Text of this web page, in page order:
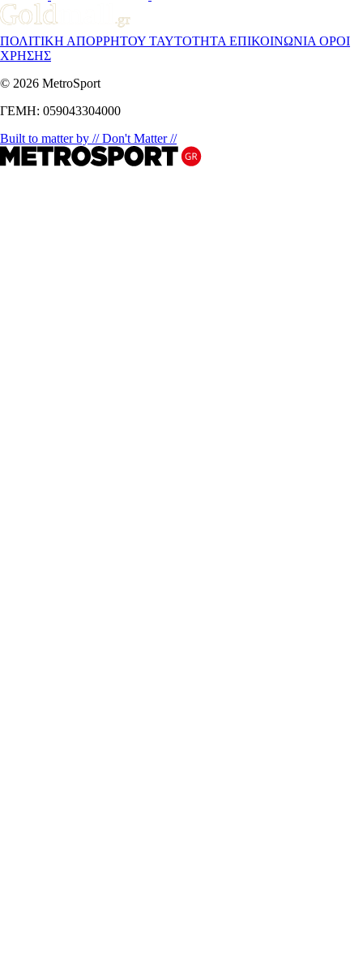
ΠΟΛΙΤΙΚΗ ΑΠΟΡΡΗΤΟΥ ΤΑΥΤΟΤΗΤΑ ΕΠΙΚΟΙΝΩΝΙΑ ΟΡΟΙ
ΧΡΗΣΗΣ
© 2026 MetroSport
ΓΕΜΗ: 059043304000
Built to matter by // Don't Matter //